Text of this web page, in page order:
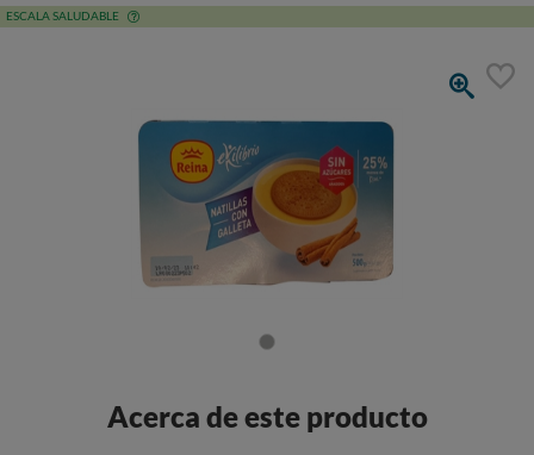
ESCALA SALUDABLE
Acerca de este producto